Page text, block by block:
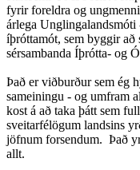
fyrir foreldra og
árlega
íþróttamót, sem byggir
sérsambanda Íþrótta- og
Það er viðburður sem ég
sameiningu - og umfram
kost á að taka þátt sem
sveitarfélögum landsins
jöfnum forsendum. Það
allt.